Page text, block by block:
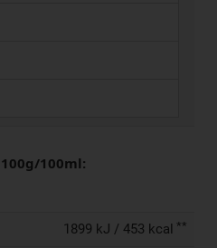
100ml:
1899 kJ / 453 kcal **